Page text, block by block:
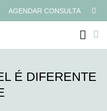
AGENDAR CONSULTA
É DIFERENTE